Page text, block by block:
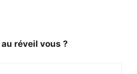
réveil vous ?